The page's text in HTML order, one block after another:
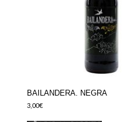
BAILANDERA. NEGRA
3,00€